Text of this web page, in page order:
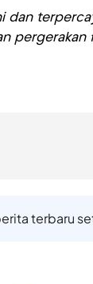
dan
pergerakan
terbaru